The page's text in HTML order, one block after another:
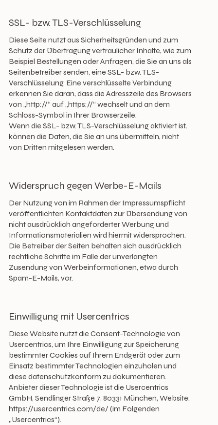
SSL- bzw. TLS-Verschlüsselung
Diese Seite nutzt aus Sicherheitsgründen und zum
Schutz der Übertragung vertraulicher Inhalte, wie zum
Beispiel Bestellungen oder Anfragen, die Sie an uns als
Seitenbetreiber senden, eine SSL- bzw. TLS-
Verschlüsselung. Eine verschlüsselte Verbindung
erkennen Sie daran, dass die Adresszeile des Browsers
von „http://“ auf „https://“ wechselt und an dem
Schloss-Symbol in Ihrer Browserzeile.
Wenn die SSL- bzw. TLS-Verschlüsselung aktiviert ist,
können die Daten, die Sie an uns übermitteln, nicht
von Dritten mitgelesen werden.
Widerspruch gegen Werbe-E-Mails
Der Nutzung von im Rahmen der Impressumspflicht
veröffentlichten Kontaktdaten zur Übersendung von
nicht ausdrücklich angeforderter Werbung und
Informationsmaterialien wird hiermit widersprochen.
Die Betreiber der Seiten behalten sich ausdrücklich
rechtliche Schritte im Falle der unverlangten
Zusendung von Werbeinformationen, etwa durch
Spam-E-Mails, vor.
Einwilligung mit Usercentrics
Diese Website nutzt die Consent-Technologie von
Usercentrics, um Ihre Einwilligung zur Speicherung
bestimmter Cookies auf Ihrem Endgerät oder zum
Einsatz bestimmter Technologien einzuholen und
diese datenschutzkonform zu dokumentieren.
Anbieter dieser Technologie ist die Usercentrics
GmbH, Sendlinger Straße 7, 80331 München, Website:
https://usercentrics.com/de/ (im Folgenden
„Usercentrics“).